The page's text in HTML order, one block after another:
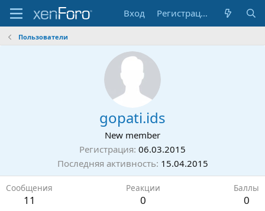
Вход Регистрация
Пользователи
gopati.ids
New member
Регистрация 06.03.2015
Последняя активность 15.04.2015
Сообщения
11
Реакции
0
Баллы
0